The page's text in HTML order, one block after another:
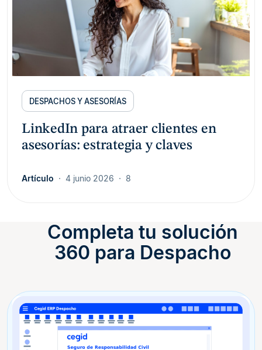
DESPACHOS Y ASESORÍAS
LinkedIn para atraer clientes en
asesorías: estrategia y claves
Artículo 4 junio 2026 8
Completa tu solución
360 para Despacho